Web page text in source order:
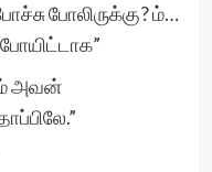
போலிருக்கு? ம்…
அவன்